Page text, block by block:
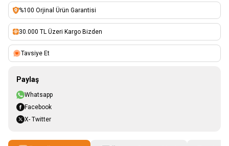
%100 Orjinal Ürün Garantisi
30.000 TL Üzeri Kargo Bizden
Tavsiye Et
Paylaş
Whatsapp
Facebook
X- Twitter